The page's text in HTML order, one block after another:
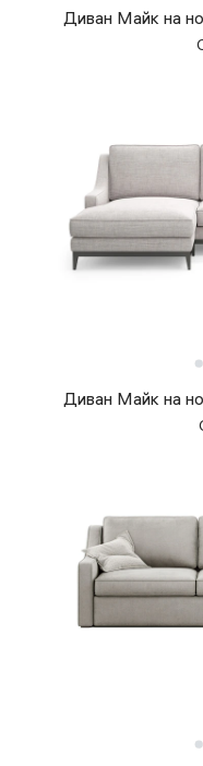
Диван Майк на
Диван Майк на